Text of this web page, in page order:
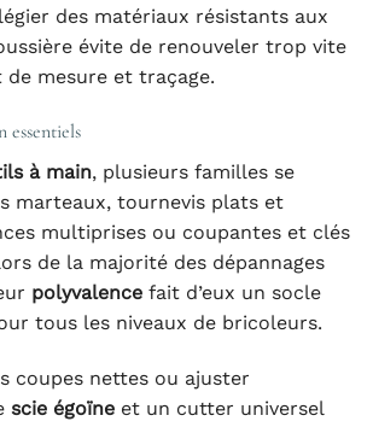
des matériaux résistants aux
évite de renouveler trop vite
de mesure et traçage.
essentiels
à main, plusieurs familles se
marteaux, tournevis plats et
multiprises ou coupantes et clés
de la majorité des dépannages
polyvalence fait d’eux un socle
tous les niveaux de bricoleurs.
coupes nettes ou ajuster
scie égoïne et un cutter universel